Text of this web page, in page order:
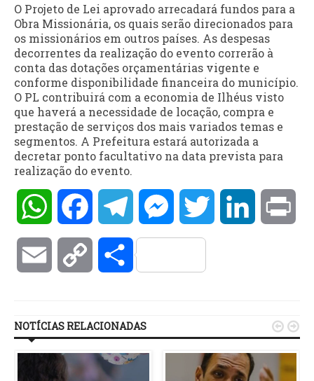
O Projeto de Lei aprovado arrecadará fundos para a
Obra Missionária, os quais serão direcionados para
os missionários em outros países. As despesas
decorrentes da realização do evento correrão à
conta das dotações orçamentárias vigente e
conforme disponibilidade financeira do município.
O PL contribuirá com a economia de Ilhéus visto
que haverá a necessidade de locação, compra e
prestação de serviços dos mais variados temas e
segmentos. A Prefeitura estará autorizada a
decretar ponto facultativo na data prevista para
realização do evento.
WhatsAppFacebookTelegramMessengerTwitter LinkedIn
Email Copy Compartilhar
NOTÍCIAS RELACIONADAS  